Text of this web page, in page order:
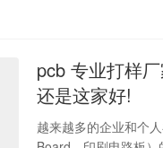
pcb 专业打样
还是这家好!
越来越多的企业和个